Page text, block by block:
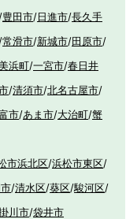
豊田市/日進市/長久手
常滑市/新城市/田原市/
浜町/一宮市/春日井
/清須市/北名古屋市/
市/あま市/大治町/蟹
市浜北区/浜松市東区/
/清水区/葵区/駿河区/
川市/袋井市